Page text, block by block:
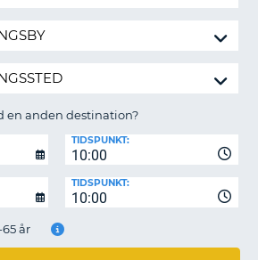
en anden destination?
10:00
TIDSPUNKT:
10:00
TIDSPUNKT:
år